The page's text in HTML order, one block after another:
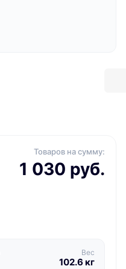
Товаров на сумму:
1 030 руб.
Вес
102.6 кг